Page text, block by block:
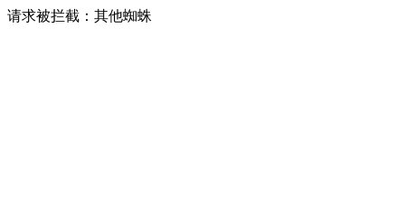
请求被拦截：其他蜘蛛